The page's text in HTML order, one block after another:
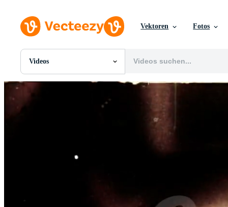
Vektoren Fotos
Videos
Alle Bilder
Motion Graphics